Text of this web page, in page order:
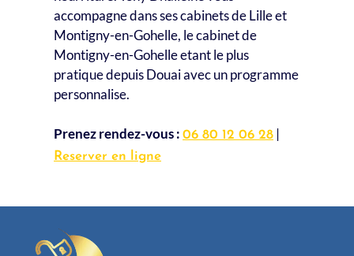
accompagne dans ses cabinets de Lille et
Montigny-en-Gohelle, le cabinet de
Montigny-en-Gohelle etant le plus
pratique depuis Douai avec un programme
personnalise.
Prenez rendez-vous : 06 80 12 06 28 |
Reserver en ligne